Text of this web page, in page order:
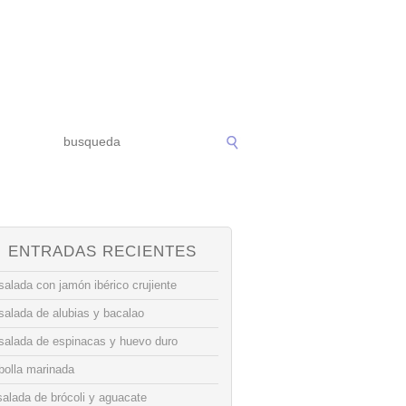
ENTRADAS RECIENTES
con jamón ibérico crujiente
de alubias y bacalao
de espinacas y huevo duro
marinada
de brócoli y aguacate